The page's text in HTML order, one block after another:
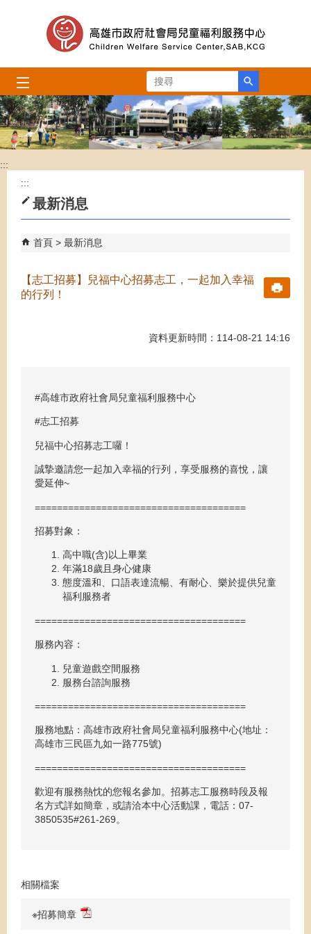
跳到主要內容區塊
搜尋
:::
:::
最新消息
首頁 最新消息
【志工招募】兒福中心招募志工，一起加入幸福
的行列！
資料更新時間：114-08-21 14:16
#高雄市政府社會局兒童福利服務中心
#志工招募
兒福中心招募志工囉！
誠摯邀請您一起加入幸福的行列，享受服務的喜悅，讓
愛延伸~
======================================
招募對象：
高中職(含)以上畢業
年滿18歲且身心健康
態度溫和、口語表達流暢、有耐心、樂於提供兒童
福利服務者
======================================
服務內容：
兒童遊戲空間服務
服務台諮詢服務
======================================
服務地點：高雄市政府社會局兒童福利服務中心(地址：
高雄市三民區九如一路775號)
======================================
歡迎有服務熱忱的您報名參加。招募志工服務時段及報
名方式詳如簡章，或請洽本中心活動課，電話：07-
3850535#261-269。
相關檔案
※招募簡章